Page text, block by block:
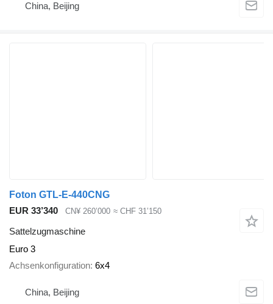
China, Beijing
Foton GTL-E-440CNG
EUR 33’340
CN¥ 260’000 ≈ CHF 31’150
Sattelzugmaschine
Euro 3
Achsenkonfiguration 6x4
China, Beijing